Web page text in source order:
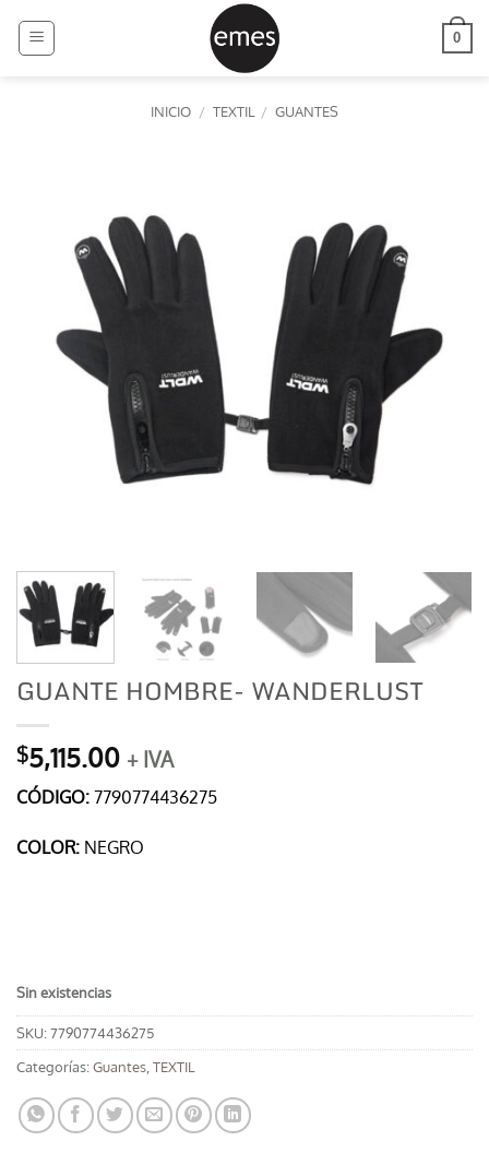
0
INICIO / TEXTIL / GUANTES
GUANTE HOMBRE- WANDERLUST
$5,115.00 + IVA
CÓDIGO: 7790774436275
COLOR: NEGRO
Sin existencias
SKU:7790774436275
Categorías:Guantes TEXTIL